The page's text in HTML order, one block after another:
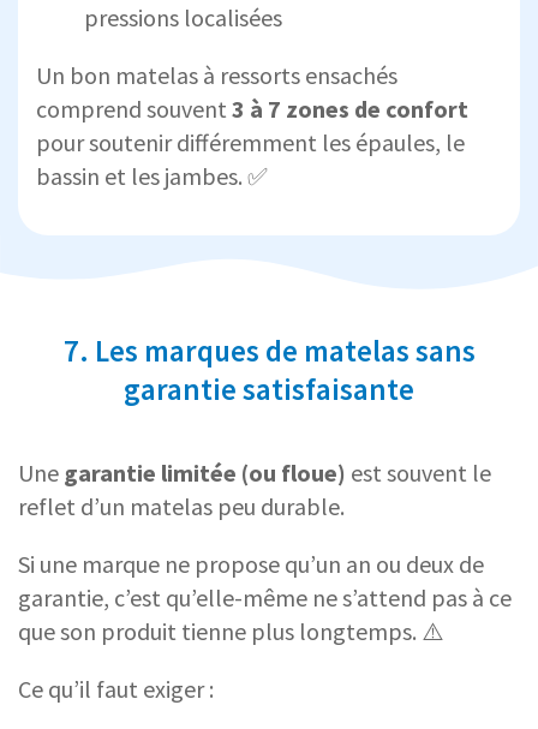
pressions localisées
Un bon matelas à ressorts ensachés
comprend souvent 3 à 7 zones de confort
pour soutenir différemment les épaules, le
bassin et les jambes. ✅
7. Les marques de matelas sans
garantie satisfaisante
Une garantie limitée (ou floue) est souvent le
reflet d’un matelas peu durable.
Si une marque ne propose qu’un an ou deux de
garantie, c’est qu’elle-même ne s’attend pas à ce
que son produit tienne plus longtemps. ⚠️
Ce qu’il faut exiger :